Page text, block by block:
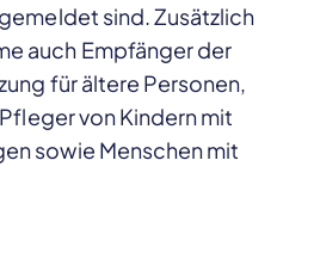
sind. Zusätzlich
auch Empfänger der
für ältere Personen,
von Kindern mit
sowie Menschen mit